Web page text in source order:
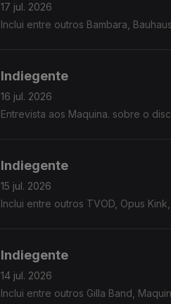
17 jul. 2026
Inclui entre outros Bambara,
Indiegente
16 jul. 2026
Entrevista aos Maquina. sobre o
Indiegente
15 jul. 2026
Inclui entre outros TVOD, Opus
Indiegente
14 jul. 2026
Inclui entre outros Gilla Band,